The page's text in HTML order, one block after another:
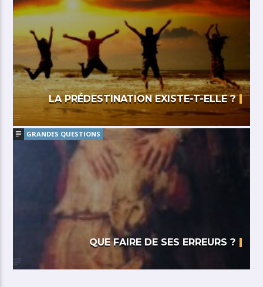
LA PRÉDESTINATION EXISTE-T-ELLE ?
GRANDES QUESTIONS
QUE FAIRE DE SES ERREURS ?